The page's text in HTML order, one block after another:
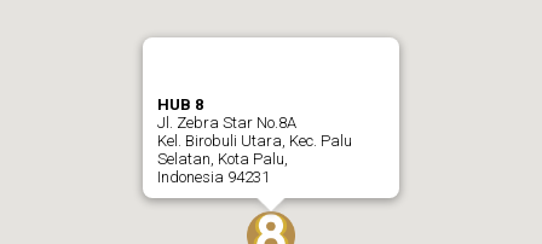
HUB 8
Jl. Zebra Star No.8A
Kel. Birobuli Utara, Kec. Palu
Selatan, Kota Palu,
Indonesia 94231